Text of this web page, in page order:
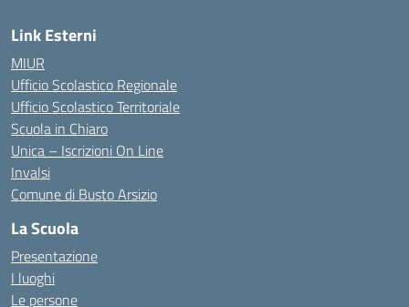
Link Esterni
MIUR
Ufficio Scolastico Regionale
Ufficio Scolastico Territoriale
Scuola in Chiaro
Unica – Iscrizioni On Line
Invalsi
Comune di Busto Arsizio
La Scuola
Presentazione
I luoghi
Le persone